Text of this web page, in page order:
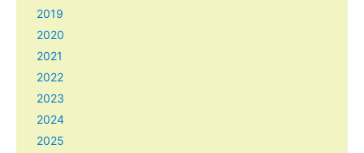
2019
2020
2021
2022
2023
2024
2025